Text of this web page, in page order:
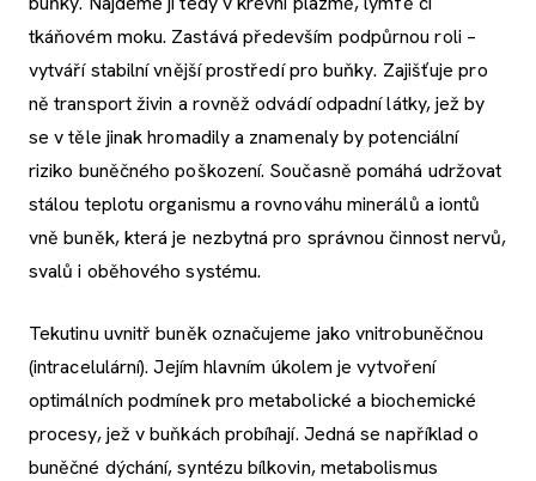
tkáňovém moku. Zastává především podpůrnou roli –
vytváří stabilní vnější prostředí pro buňky. Zajišťuje pro
ně transport živin a rovněž odvádí odpadní látky, jež by
se v těle jinak hromadily a znamenaly by potenciální
riziko buněčného poškození. Současně pomáhá udržovat
stálou teplotu organismu a rovnováhu minerálů a iontů
vně buněk, která je nezbytná pro správnou činnost nervů,
svalů i oběhového systému.
Tekutinu uvnitř buněk označujeme jako vnitrobuněčnou
(intracelulární). Jejím hlavním úkolem je vytvoření
optimálních podmínek pro metabolické a biochemické
procesy, jež v buňkách probíhají. Jedná se například o
buněčné dýchání, syntézu bílkovin, metabolismus